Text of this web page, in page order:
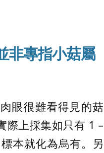
非專指小菇屬
眼很難看得見的菇
際上採集如只有 1 –
本就化為烏有。另